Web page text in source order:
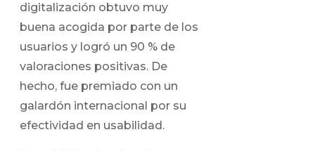
digitalización obtuvo muy
buena acogida por parte de los
usuarios y logró un 90 % de
valoraciones positivas. De
hecho, fue premiado con un
galardón internacional por su
efectividad en usabilidad.